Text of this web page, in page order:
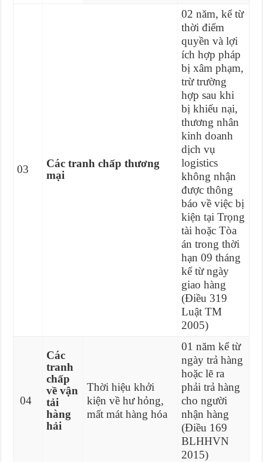
03
Các tranh chấp thương
mại
02 năm, kể từ
thời điểm
quyền và lợi
ích hợp pháp
bị xâm phạm,
trừ trường
hợp sau khi
bị khiếu nại,
thương nhân
kinh doanh
dịch vụ
logistics
không nhận
được thông
báo về việc bị
kiện tại Trọng
tài hoặc Tòa
án trong thời
hạn 09 tháng
kể từ ngày
giao hàng
(Điều 319
Luật TM
2005)
04
Các
tranh
chấp
về vận
tải
hàng
hải
Thời hiệu khởi
kiện về hư hỏng,
mất mát hàng hóa
01 năm kể từ
ngày trả hàng
hoặc lẽ ra
phải trả hàng
cho người
nhận hàng
(Điều 169
BLHHVN
2015)